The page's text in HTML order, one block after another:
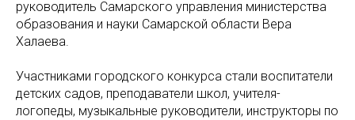
руководитель Самарского управления министерства
образования и науки Самарской области Вера
Халаева.
Участниками городского конкурса стали воспитатели
детских садов, преподаватели школ, учителя-
логопеды, музыкальные руководители, инструкторы по